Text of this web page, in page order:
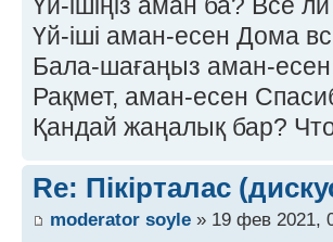
Үй-іші аман-есен Дома
Бала-шағаңыз аман-
Рақмет, аман-есен
Қандай жаңалық бар?
Re: Пікірталас
moderator soyle » 19 фев 2021,